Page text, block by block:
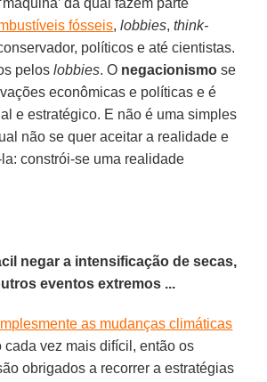
da qual fazem parte
fósseis,lobbies,think-
políticos e até cientistas.
peloslobbies. O negacionismo se
econômicas e políticas e é
e estratégico. E não é uma simples
não se quer aceitar a realidade e
constrói-se uma realidade
negar a intensificação de secas,
eventos extremos ...
as mudanças climáticas
cada vez mais difícil, então os
obrigados a recorrer a estratégias